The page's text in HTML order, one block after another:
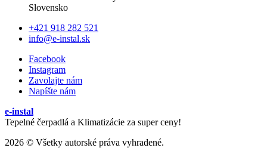
Slovensko
+421 918 282 521
info@e-instal.sk
Facebook
Instagram
Zavolajte nám
Napíšte nám
e-instal
Tepelné čerpadlá a Klimatizácie za super ceny!
2026 © Všetky autorské práva vyhradené.